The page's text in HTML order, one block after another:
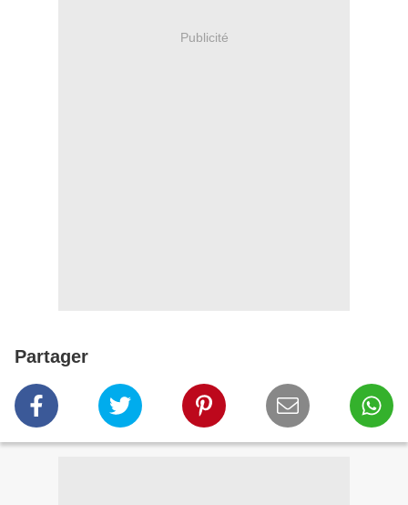
Publicité
Partager